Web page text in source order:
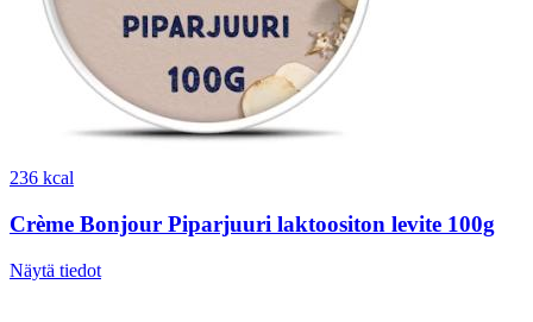
236 kcal
Crème Bonjour Piparjuuri laktoositon levite 100g
Näytä tiedot